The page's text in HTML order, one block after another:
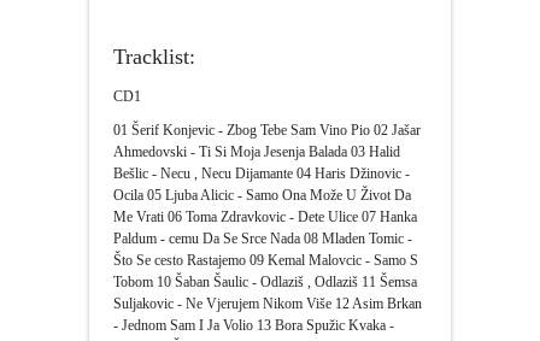
TRILERI
UMETNOST
Tracklist:
CD1
01 Šerif Konjevic - Zbog Tebe Sam Vino Pio 02 Jašar
Ahmedovski - Ti Si Moja Jesenja Balada 03 Halid
Bešlic - Necu , Necu Dijamante 04 Haris Džinovic -
Ocila 05 Ljuba Alicic - Samo Ona Može U Život Da
Me Vrati 06 Toma Zdravkovic - Dete Ulice 07 Hanka
Paldum - cemu Da Se Srce Nada 08 Mladen Tomic -
Što Se cesto Rastajemo 09 Kemal Malovcic - Samo S
Tobom 10 Šaban Šaulic - Odlaziš , Odlaziš 11 Šemsa
Suljakovic - Ne Vjerujem Nikom Više 12 Asim Brkan
- Jednom Sam I Ja Volio 13 Bora Spužic Kvaka -